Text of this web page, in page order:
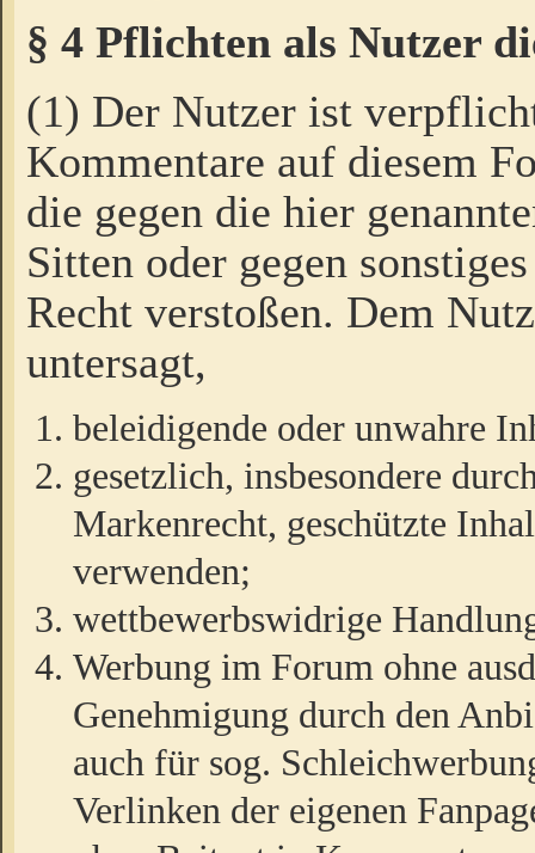
§ 4 Pflichten als Nutzer
(1) Der Nutzer ist
Kommentare auf diesem
die gegen die hier
Sitten oder gegen
Recht verstoßen. Dem
untersagt,
beleidigende oder unwahre
gesetzlich, insbesondere
Markenrecht, geschützte
verwenden;
wettbewerbswidrige
Werbung im Forum ohne
Genehmigung durch den
auch für sog.
Verlinken der eigenen